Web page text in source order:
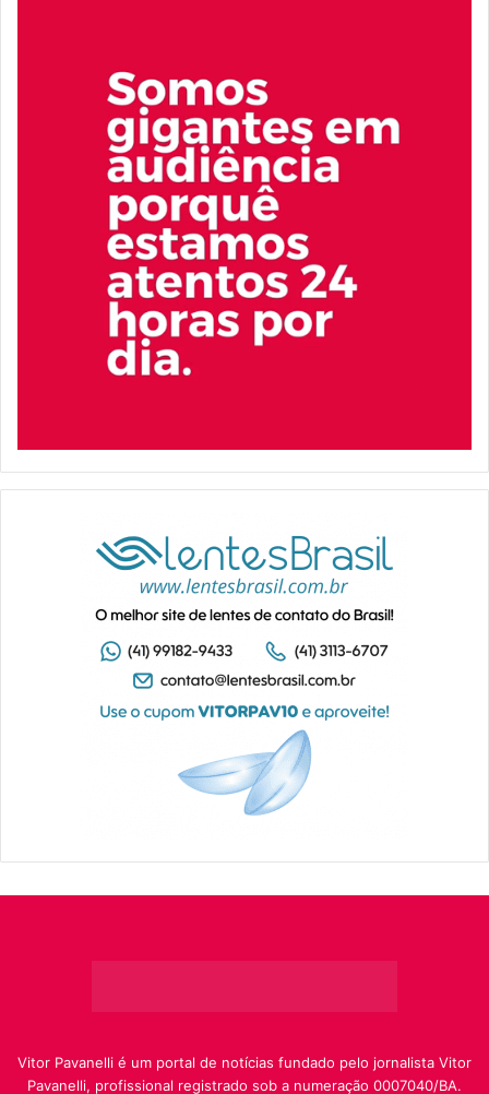
Vitor Pavanelli é um portal de notícias fundado pelo jornalista Vitor
Pavanelli, profissional registrado sob a numeração 0007040/BA.